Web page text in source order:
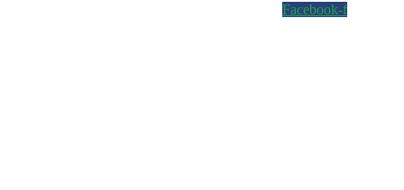
Facebook-f